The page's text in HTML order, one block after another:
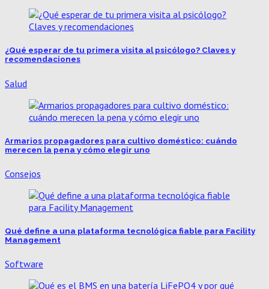
¿Qué esperar de tu primera visita al psicólogo? Claves y
recomendaciones
Salud
Armarios propagadores para cultivo doméstico: cuándo
merecen la pena y cómo elegir uno
Consejos
Qué define a una plataforma tecnológica fiable para Facility
Management
Software